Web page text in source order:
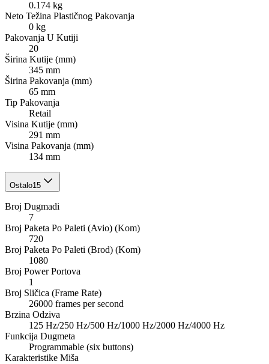
0.174 kg
Neto Težina Plastičnog Pakovanja
0 kg
Pakovanja U Kutiji
20
Širina Kutije (mm)
345 mm
Širina Pakovanja (mm)
65 mm
Tip Pakovanja
Retail
Visina Kutije (mm)
291 mm
Visina Pakovanja (mm)
134 mm
Ostalo15
Broj Dugmadi
7
Broj Paketa Po Paleti (Avio) (Kom)
720
Broj Paketa Po Paleti (Brod) (Kom)
1080
Broj Power Portova
1
Broj Sličica (Frame Rate)
26000 frames per second
Brzina Odziva
125 Hz/250 Hz/500 Hz/1000 Hz/2000 Hz/4000 Hz
Funkcija Dugmeta
Programmable (six buttons)
Karakteristike Miša